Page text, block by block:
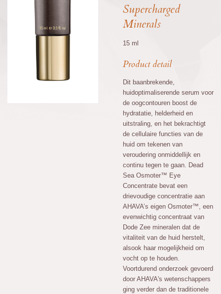
Supercharged
Minerals
15 ml
Product detail
Dit baanbrekende,
huidoptimaliserende serum voor
de oogcontouren boost de
hydratatie, helderheid en
uitstraling, en het bekrachtigt
de cellulaire functies van de
huid om tekenen van
veroudering onmiddellijk en
continu tegen te gaan. Dead
Sea Osmoter™ Eye
Concentrate bevat een
drievoudige concentratie aan
AHAVA’s eigen Osmoter™, een
evenwichtig concentraat van
Dode Zee mineralen dat de
vitaliteit van de huid herstelt,
alsook haar mogelijkheid om
vocht op te houden.
Voortdurend onderzoek gevoerd
door AHAVA's wetenschappers
ging verder dan de traditionele